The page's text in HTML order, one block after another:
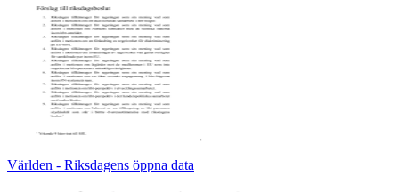
Världen - Riksdagens öppna data